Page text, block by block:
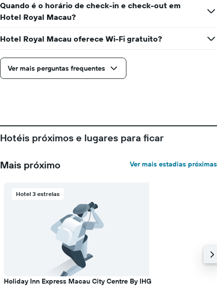
Quando é o horário de check-in e check-out em
Hotel Royal Macau?
Hotel Royal Macau oferece Wi-Fi gratuito?
Ver mais perguntas frequentes
Hotéis próximos e lugares para ficar
Mais próximo Ver mais estadias próximas
Hotel 3 estrelas
Holiday Inn Express Macau City Centre By IHG